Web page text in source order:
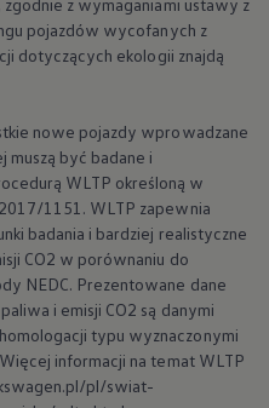
pojazdów wycofanych z
dotyczących ekologii znajdą
nowe pojazdy wprowadzane
muszą być badane i
WLTP określoną w
1151. WLTP zapewnia
badania i bardziej realistyczne
CO2 w porównaniu do
NEDC. Prezentowane dane
i emisji CO2 są danymi
typu wyznaczonymi
informacji na temat WLTP
pl/swiat-